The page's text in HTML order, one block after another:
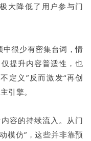
大降低了用户参与门
中很少有密集台词，情
提升内容普适性，也
定义”反而激发“再创
引擎。
容的持续流入。从门
模仿”，这些并非靠预